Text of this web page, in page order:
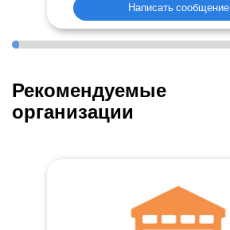
Написать сообщение
Рекомендуемые
организации